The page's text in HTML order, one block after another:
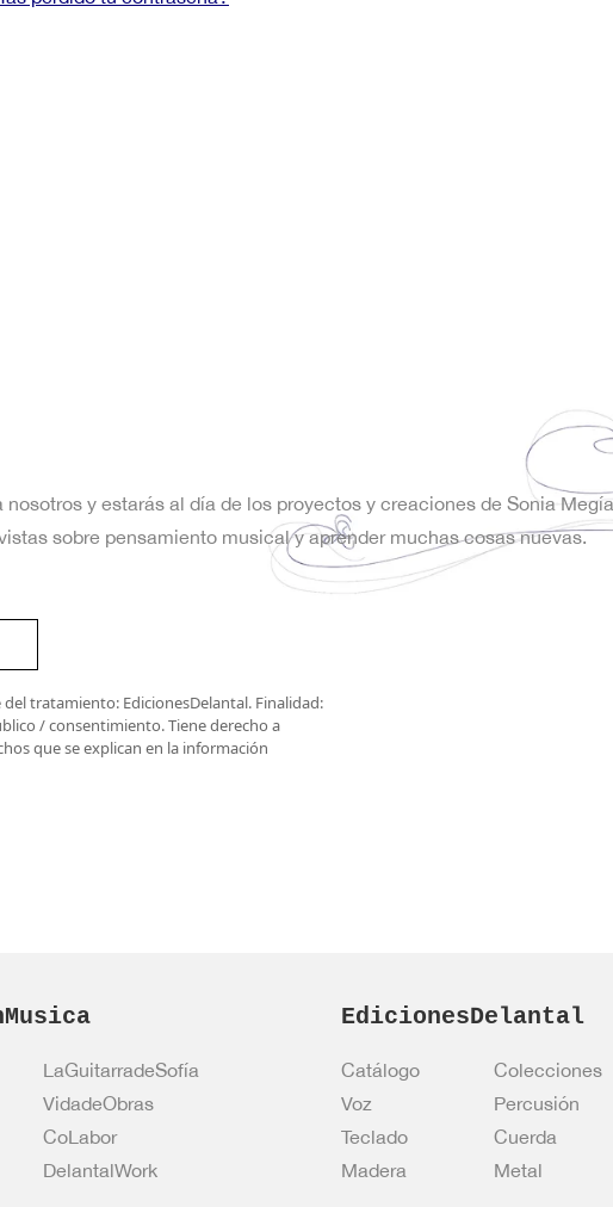
y estarás al día de los proyectos y creaciones de Sonia
sobre pensamiento musical y aprender muchas cosas nuevas.
tratamiento: EdicionesDelantal. Finalidad:
/ consentimiento. Tiene derecho a
que se explican en la información
LaGuitarradeSofía
VidadeObras
CoLabor
DelantalWork
EdicionesDelantal
Catálogo
Colecciones
Voz
Percusión
Teclado
Cuerda
Madera
Metal